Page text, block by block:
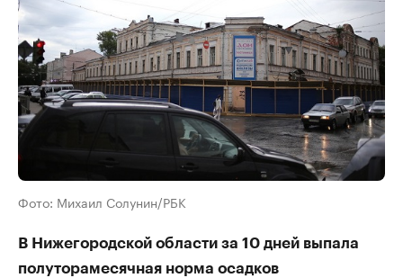
Фото: Михаил Солунин/РБК
В Нижегородской области за 10 дней выпала
полуторамесячная норма осадков